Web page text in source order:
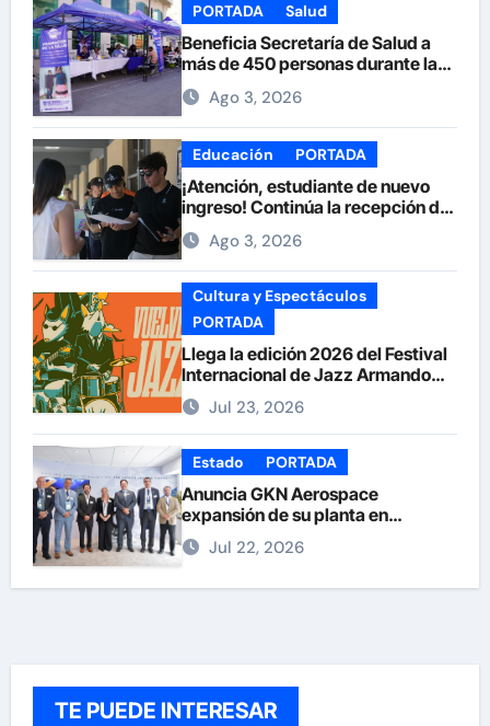
PORTADA Salud
Beneficia Secretaría de Salud a
más de 450 personas durante la
Feria de la Salud en la Plaza de
ArmasAgo 3, 2026
Educación PORTADA
¡Atención, estudiante de nuevo
ingreso! Continúa la recepción de
documentos en la UACH.
Ago 3, 2026
Cultura y Espectáculos
PORTADA
Llega la edición 2026 del Festival
Internacional de Jazz Armando
Nuñez
Jul 23, 2026
Estado PORTADA
Anuncia GKN Aerospace
expansión de su planta en
Chihuahua
Jul 22, 2026
TE PUEDE INTERESAR